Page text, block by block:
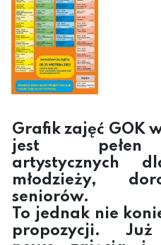
Grafik zajęć GOK
jest
artystycznych
młodzieży,
seniorów.
To jednak nie
propozycji.